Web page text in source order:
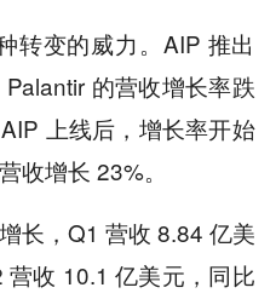
转变的威力。AIP 推出
的营收增长率跌
上线后，增长率开始
收增长 23%。
长，Q1 营收 8.84 亿美
收 10.1 亿美元，同比